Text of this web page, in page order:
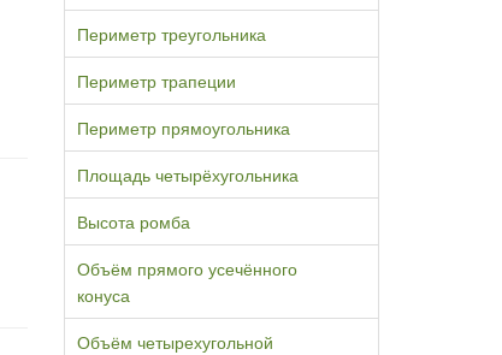
Периметр треугольника
Периметр трапеции
Периметр прямоугольника
Площадь четырёхугольника
Высота ромба
Объём прямого усечённого
конуса
Объём четырехугольной